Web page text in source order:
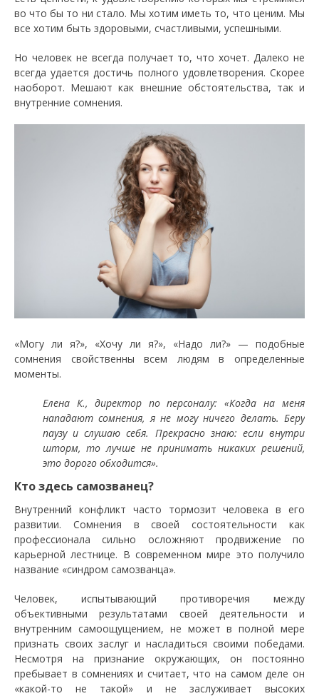
во что бы то ни стало. Мы хотим иметь то, что ценим. Мы
все хотим быть здоровыми, счастливыми, успешными.
Но человек не всегда получает то, что хочет. Далеко не
всегда удается достичь полного удовлетворения. Скорее
наоборот. Мешают как внешние обстоятельства, так и
внутренние сомнения.
«Могу ли я?», «Хочу ли я?», «Надо ли?» — подобные
сомнения свойственны всем людям в определенные
моменты.
Елена К., директор по персоналу: «Когда на меня
нападают сомнения, я не могу ничего делать. Беру
паузу и слушаю себя. Прекрасно знаю: если внутри
шторм, то лучше не принимать никаких решений,
это дорого обходится».
Кто здесь самозванец?
Внутренний конфликт часто тормозит человека в его
развитии. Сомнения в своей состоятельности как
профессионала сильно осложняют продвижение по
карьерной лестнице. В современном мире это получило
название «синдром самозванца».
Человек, испытывающий противоречия между
объективными результатами своей деятельности и
внутренним самоощущением, не может в полной мере
признать своих заслуг и насладиться своими победами.
Несмотря на признание окружающих, он постоянно
пребывает в сомнениях и считает, что на самом деле он
«какой-то не такой» и не заслуживает высоких